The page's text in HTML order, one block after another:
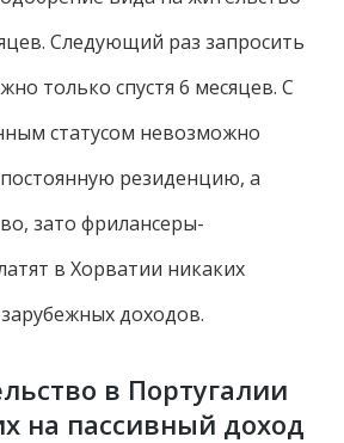
Следующий раз запросить
только спустя 6 месяцев. С
статусом невозможно
резиденцию, а
зато фрилансеры-
в Хорватии никаких
доходов.
в Португалии
на пассивный доход